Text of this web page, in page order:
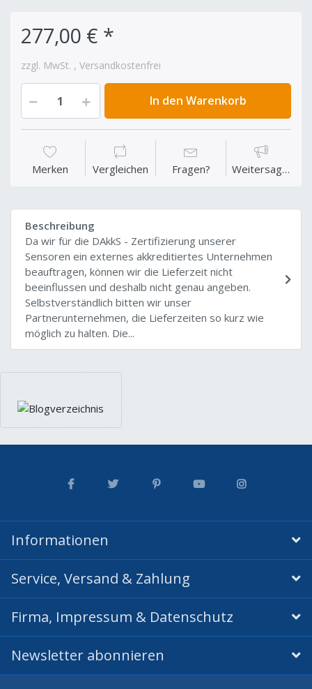
277,00 € *
zzgl. MwSt. , Versandkostenfrei
In den Warenkorb
Merken Vergleichen Fragen? Weitersagen
Beschreibung
Da wir für die DAkkS - Zertifizierung unserer
Sensoren ein externes akkreditiertes Unternehmen
beauftragen, können wir die Lieferzeit nicht
beeinflussen und deshalb nicht genau angeben.
Selbstverständlich bitten wir unser
Partnerunternehmen, die Lieferzeiten so kurz wie
möglich zu halten. Die...
Informationen
Service, Versand & Zahlung
Firma, Impressum & Datenschutz
Newsletter abonnieren